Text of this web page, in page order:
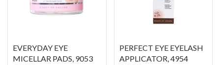
EVERYDAY EYE
MICELLAR PADS, 9053
PERFECT EYE EYELASH
APPLICATOR, 4954